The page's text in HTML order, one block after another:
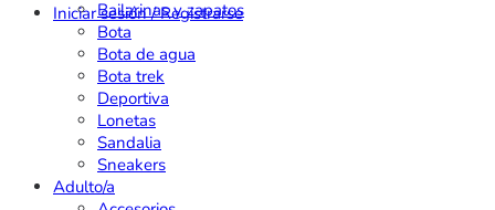
Bailarinas y zapatos
Bota
Bota de agua
Bota trek
Deportiva
Lonetas
Sandalia
Sneakers
Adulto/a
Iniciar sesión / Registrarse